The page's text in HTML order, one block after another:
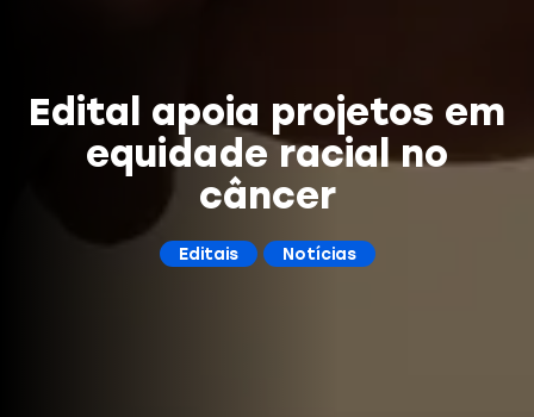
Edital apoia projetos em
equidade racial no
câncer
Editais Notícias